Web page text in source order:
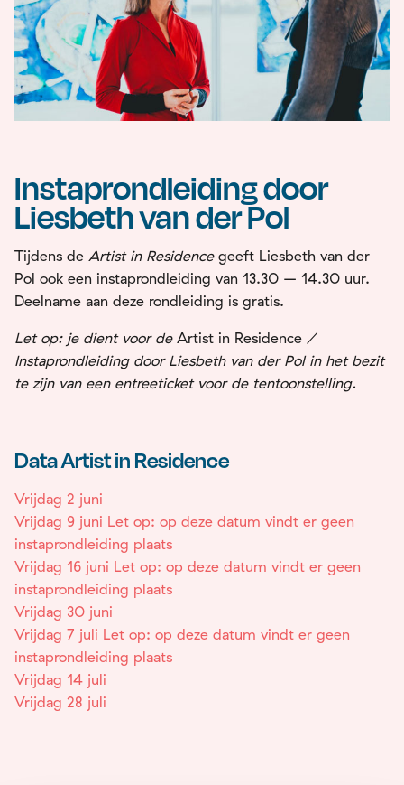
Instaprondleiding door
Liesbeth van der Pol
Tijdens de Artist in Residencegeeft Liesbeth van der
Pol ook een instaprondleiding van 13.30 – 14.30 uur.
Deelname aan deze rondleiding is gratis.
Let op: je dient voor de Artist in Residence /
Instaprondleiding door Liesbeth van der Pol in het bezit
te zijn van een entreeticket voor de tentoonstelling.
Data Artist in Residence
Vrijdag 2 juni
Vrijdag 9 juni Let op: op deze datum vindt er geen
instaprondleiding plaats
Vrijdag 16 juni Let op: op deze datum vindt er geen
instaprondleiding plaats
Vrijdag 30 juni
Vrijdag 7 juli Let op: op deze datum vindt er geen
instaprondleiding plaats
Vrijdag 14 juli
Vrijdag 28 juli